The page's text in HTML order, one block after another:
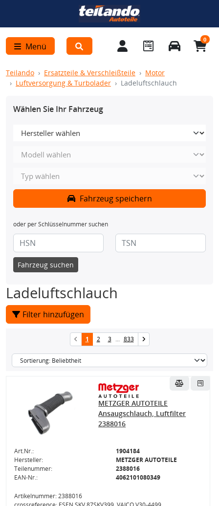
Menü
0
Teilando Ersatzteile & Verschleißteile
Motor
Luftversorgung & Turbolader
Ladeluftschlauch
Wählen Sie Ihr Fahrzeug
Fahrzeug speichern
oder per Schlüsselnummer suchen
Fahrzeug suchen
Ladeluftschlauch
Filter hinzufügen
1 2 3 ... 833
METZGER AUTOTEILE
Ansaugschlauch, Luftfilter
2388016
Art.Nr.:
1904184
Hersteller:
METZGER AUTOTEILE
Teilenummer:
2388016
EAN-Nr.:
4062101080349
Artikelnummer: 2388016